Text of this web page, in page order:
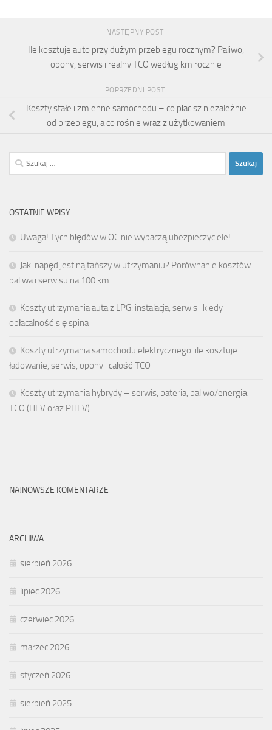
NASTĘPNY POST
Ile kosztuje auto przy dużym przebiegu rocznym? Paliwo,
opony, serwis i realny TCO według km rocznie
POPRZEDNI POST
Koszty stałe i zmienne samochodu – co płacisz niezależnie
od przebiegu, a co rośnie wraz z użytkowaniem
Szukaj:
OSTATNIE WPISY
Uwaga! Tych błędów w OC nie wybaczą ubezpieczyciele!
Jaki napęd jest najtańszy w utrzymaniu? Porównanie kosztów
paliwa i serwisu na 100 km
Koszty utrzymania auta z LPG: instalacja, serwis i kiedy
opłacalność się spina
Koszty utrzymania samochodu elektrycznego: ile kosztuje
ładowanie, serwis, opony i całość TCO
Koszty utrzymania hybrydy – serwis, bateria, paliwo/energiа i
TCO (HEV oraz PHEV)
NAJNOWSZE KOMENTARZE
ARCHIWA
sierpień 2026
lipiec 2026
czerwiec 2026
marzec 2026
styczeń 2026
sierpień 2025